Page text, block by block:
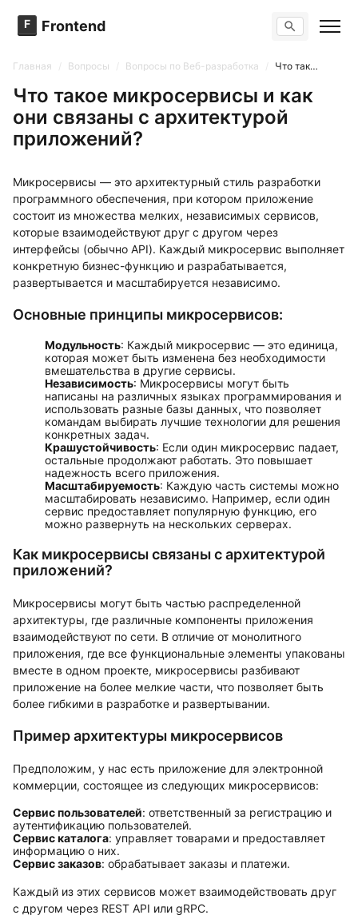
F Frontend Поиск по сайту
Тренажер вопросов
Тесты
Задачи
Главная Вопросы Вопросы по Веб-разработка Что такое микросервисы и как они связаны с архитектурой приложений?
Что такое микросервисы и как
они связаны с архитектурой
приложений?
Микросервисы — это архитектурный стиль разработки
программного обеспечения, при котором приложение
состоит из множества мелких, независимых сервисов,
которые взаимодействуют друг с другом через
интерфейсы (обычно API). Каждый микросервис выполняет
конкретную бизнес-функцию и разрабатывается,
развертывается и масштабируется независимо.
Основные принципы микросервисов:
Модульность: Каждый микросервис — это единица,
которая может быть изменена без необходимости
вмешательства в другие сервисы.
Независимость: Микросервисы могут быть
написаны на различных языках программирования и
использовать разные базы данных, что позволяет
командам выбирать лучшие технологии для решения
конкретных задач.
Крашустойчивость: Если один микросервис падает,
остальные продолжают работать. Это повышает
надежность всего приложения.
Масштабируемость: Каждую часть системы можно
масштабировать независимо. Например, если один
сервис предоставляет популярную функцию, его
можно развернуть на нескольких серверах.
Как микросервисы связаны с архитектурой
приложений?
Микросервисы могут быть частью распределенной
архитектуры, где различные компоненты приложения
взаимодействуют по сети. В отличие от монолитного
приложения, где все функциональные элементы упакованы
вместе в одном проекте, микросервисы разбивают
приложение на более мелкие части, что позволяет быть
более гибкими в разработке и развертывании.
Пример архитектуры микросервисов
Предположим, у нас есть приложение для электронной
коммерции, состоящее из следующих микросервисов:
Сервис пользователей: ответственный за регистрацию и
аутентификацию пользователей.
Сервис каталога: управляет товарами и предоставляет
информацию о них.
Сервис заказов: обрабатывает заказы и платежи.
Каждый из этих сервисов может взаимодействовать друг
с другом через REST API или gRPC.